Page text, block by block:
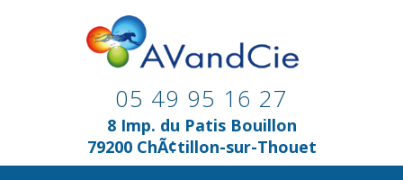
05 49 95 16 27
8 Imp. du Patis Bouillon
79200 ChÃ¢tillon-sur-Thouet